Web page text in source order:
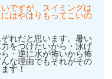
ですが、スイミングは
はやはりもってこいの
れだと思います。暑い
をつけたいから・泳げ
・逆に水が怖いから怖
な理由でもそれがその
す！